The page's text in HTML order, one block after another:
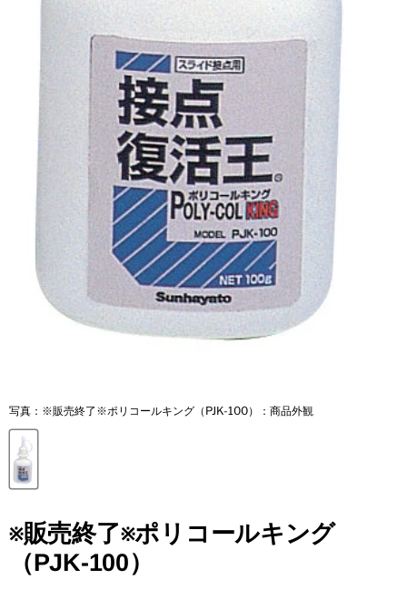
写真：※販売終了※ポリコールキング（PJK-100）：商品外観
※販売終了※ポリコールキング
（PJK-100）